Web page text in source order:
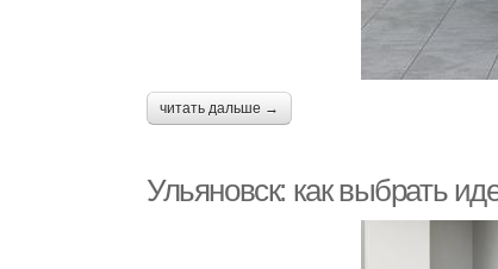
читать дальше →
Ульяновск: как выбрать